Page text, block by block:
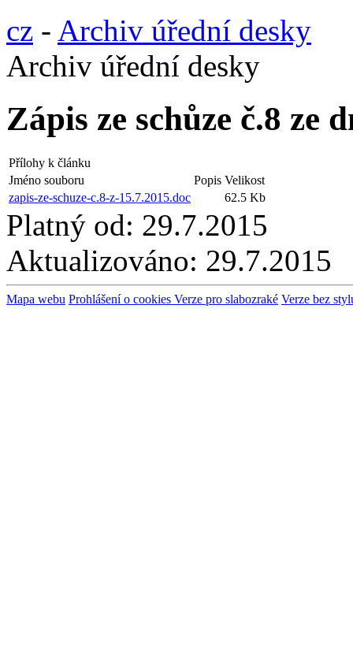
cz - Archiv úřední desky
Archiv úřední desky
Zápis ze schůze č.8 ze
Přílohy k článku
Jméno souboru
Popis Velikost
zapis-ze-schuze-c.8-z-15.7.2015.doc
62.5 Kb
Platný od: 29.7.2015
Aktualizováno: 29.7.2015
Mapa webu Prohlášení o cookies Verze pro slabozraké Verze bez